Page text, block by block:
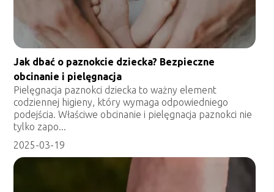
Jak dbać o paznokcie dziecka? Bezpieczne
obcinanie i pielęgnacja
Pielęgnacja paznokci dziecka to ważny element
codziennej higieny, który wymaga odpowiedniego
podejścia. Właściwe obcinanie i pielęgnacja paznokci nie
tylko zapo...
2025-03-19